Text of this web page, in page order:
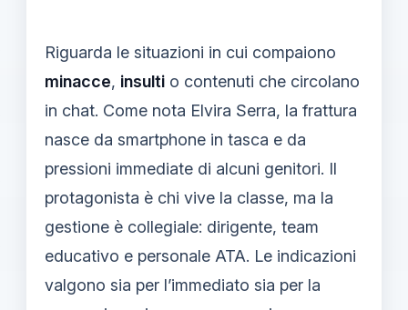
Riguarda le situazioni in cui compaiono
minacce, insulti o contenuti che circolano
in chat. Come nota Elvira Serra, la frattura
nasce da smartphone in tasca e da
pressioni immediate di alcuni genitori. Il
protagonista è chi vive la classe, ma la
gestione è collegiale: dirigente, team
educativo e personale ATA. Le indicazioni
valgono sia per l’immediato sia per la